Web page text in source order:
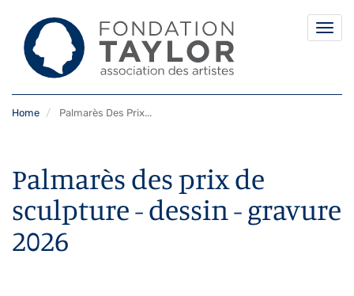
Home Palmarès Des Prix...
Palmarès des prix de
sculpture - dessin - gravure
2026